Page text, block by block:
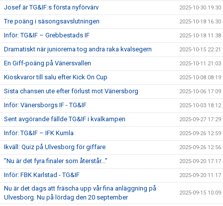
Josef är TG&IF:s första nyförvärv 2025-10-30 19:30
Tre poäng i säsongsavslutningen 2025-10-18 16:30
Inför: TG&IF – Grebbestads IF 2025-10-18 11:38
Dramatiskt när juniorerna tog andra raka kvalsegern 2025-10-15 22:21
En Giff-poäng på Vänersvallen 2025-10-11 21:03
Kioskvaror till salu efter Kick On Cup 2025-10-08 08:19
Sista chansen ute efter förlust mot Vänersborg 2025-10-06 17:09
Inför: Vänersborgs IF - TG&IF 2025-10-03 18:12
Sent avgörande fällde TG&IF i kvalkampen 2025-09-27 17:29
Inför: TG&IF – IFK Kumla 2025-09-26 12:59
Ikväll: Quiz på Ulvesborg för giffare 2025-09-26 12:56
”Nu är det fyra finaler som återstår...” 2025-09-20 17:17
Inför: FBK Karlstad - TG&IF 2025-09-20 11:17
Nu är det dags att fräscha upp vår fina anläggning på
Ulvesborg. Nu på lördag den 20 september
2025-09-15 10:09